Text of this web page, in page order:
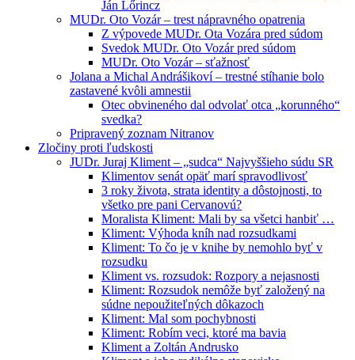
Ján Lőrincz
MUDr. Oto Vozár – trest nápravného opatrenia
Z výpovede MUDr. Ota Vozára pred súdom
Svedok MUDr. Oto Vozár pred súdom
MUDr. Oto Vozár – sťažnosť
Jolana a Michal Andrášikoví – trestné stíhanie bolo
zastavené kvôli amnestii
Otec obvineného dal odvolať otca „korunného“
svedka?
Pripravený zoznam Nitranov
Zločiny proti ľudskosti
JUDr. Juraj Kliment – „sudca“ Najvyššieho súdu SR
Klimentov senát opäť marí spravodlivosť
3 roky života, strata identity a dôstojnosti, to
všetko pre pani Cervanovú?
Moralista Kliment: Mali by sa všetci hanbiť …
Kliment: Výhoda kníh nad rozsudkami
Kliment: To čo je v knihe by nemohlo byť v
rozsudku
Kliment vs. rozsudok: Rozpory a nejasnosti
Kliment: Rozsudok nemôže byť založený na
súdne nepoužiteľných dôkazoch
Kliment: Mal som pochybnosti
Kliment: Robím veci, ktoré ma bavia
Kliment a Zoltán Andrusko